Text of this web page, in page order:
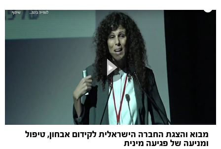
מבוא והצגת החברה הישראלית לקידום אבחון, טיפול
ומניעה של פגיעה מינית